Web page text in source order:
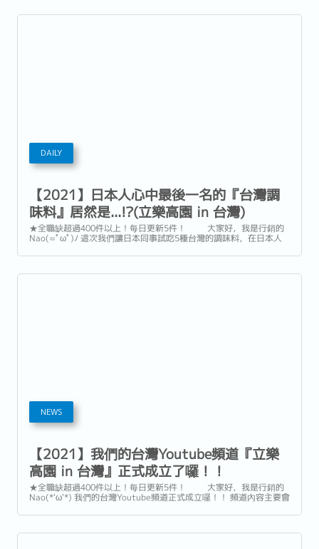
DAILY
【2021】日本人心中最後一名的『台灣調
味料』居然是...!?(立樂高園 in 台灣)
★全職缺超過400件以上！每日更新5件！ 大家好，我是行銷的
Nao(=ﾟωﾟ)ﾉ 這次我們讓日本同事試吃5種台灣的調味料，在日本人
的最新影片吧！...
NEWS
【2021】我們的台灣Youtube頻道『立樂
高園 in 台灣』正式成立了囉！！
★全職缺超過400件以上！每日更新5件！ 大家好，我是行銷的
Nao(*'ω'*) 我們的台灣Youtube頻道正式成立囉！！ 頻道內容主要會
閱、按讚、分享喔～ 另外，也預計會在每周四更新影片喔！...